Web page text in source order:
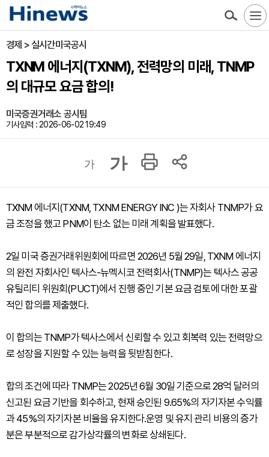
경제 > 실시간미국공시
TXNM 에너지(TXNM), 전력망의 미래, TNMP
의 대규모 요금 합의!
미국증권거래소 공시팀
기사입력 : 2026-06-02 19:49
가 가
TXNM 에너지(TXNM, TXNM ENERGY INC )는 자회사 TNMP가 요
금 조정을 했고 PNM이 탄소 없는 미래 계획을 발표했다.
2일 미국 증권거래위원회에 따르면 2026년 5월 29일, TXNM 에너지
의 완전 자회사인 텍사스-뉴멕시코 전력회사(TNMP)는 텍사스 공공
유틸리티 위원회(PUCT)에서 진행 중인 기본 요금 검토에 대한 포괄
적인 합의를 제출했다.
이 합의는 TNMP가 텍사스에서 신뢰할 수 있고 회복력 있는 전력망으
로 성장을 지원할 수 있는 능력을 뒷받침한다.
합의 조건에 따라 TNMP는 2025년 6월 30일 기준으로 28억 달러의
신고된 요금 기반을 회수하고, 현재 승인된 9.65%의 자기자본 수익률
과 45%의 자기자본 비율을 유지한다.운영 및 유지 관리 비용의 증가
분은 부분적으로 감가상각률의 변화로 상쇄된다.